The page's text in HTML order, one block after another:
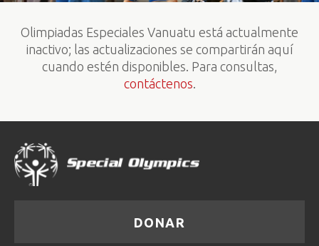
Olimpiadas Especiales Vanuatu está actualmente
inactivo; las actualizaciones se compartirán aquí
cuando estén disponibles. Para consultas,
contáctenos.
DONAR